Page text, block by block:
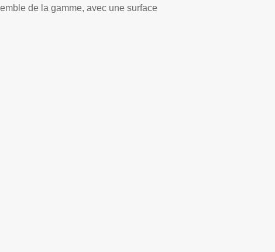
de la gamme, avec une surface